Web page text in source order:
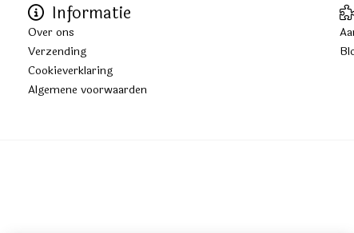
Informatie
Over ons
Verzending
Cookieverklaring
Algemene voorwaarden